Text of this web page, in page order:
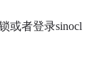
或者登录sinocl